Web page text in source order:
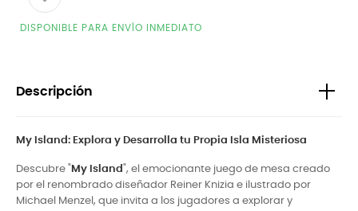
DISPONIBLE PARA ENVÍO INMEDIATO
Descripción
My Island: Explora y Desarrolla tu Propia Isla Misteriosa
Descubre "My Island ", el emocionante juego de mesa creado
por el renombrado diseñador Reiner Knizia e ilustrado por
Michael Menzel, que invita a los jugadores a explorar y